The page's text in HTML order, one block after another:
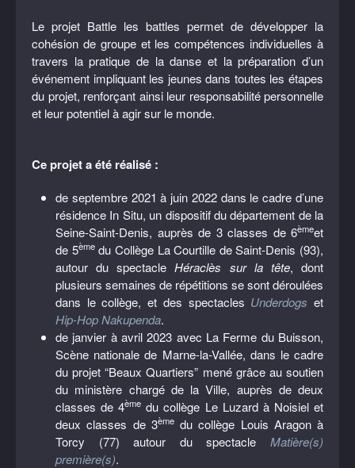
Le projet Battle les battles permet de développer la
cohésion de groupe et les compétences individuelles à
travers la pratique de la danse et la préparation d’un
événement impliquant les jeunes dans toutes les étapes
du projet, renforçant ainsi leur responsabilité personnelle
et leur potentiel à agir sur le monde.
Ce projet a été réalisé :
de septembre 2021 à juin 2022 dans le cadre d’une
résidence In Situ, un dispositif du département de la
Seine-Saint-Denis, auprès de 3 classes de 6èmeet
de 5èmedu Collège La Courtille de Saint-Denis (93),
autour du spectacleHéraclès sur la tête, dont
plusieurs semaines de répétitions se sont déroulées
dans le collège, et des spectacles Underdogs et
Hip-Hop Nakupenda.
de janvier à avril 2023 avec La Ferme du Buisson,
Scène nationale de Marne-la-Vallée, dans le cadre
du projet “Beaux Quartiers” mené grâce au soutien
du ministère chargé de la Ville, auprès de deux
classes de 4ème du collège Le Luzard à Noisiel et
deux classes de 3èmedu collège Louis Aragon à
Torcy (77) autour du spectacle Matière(s)
première(s).